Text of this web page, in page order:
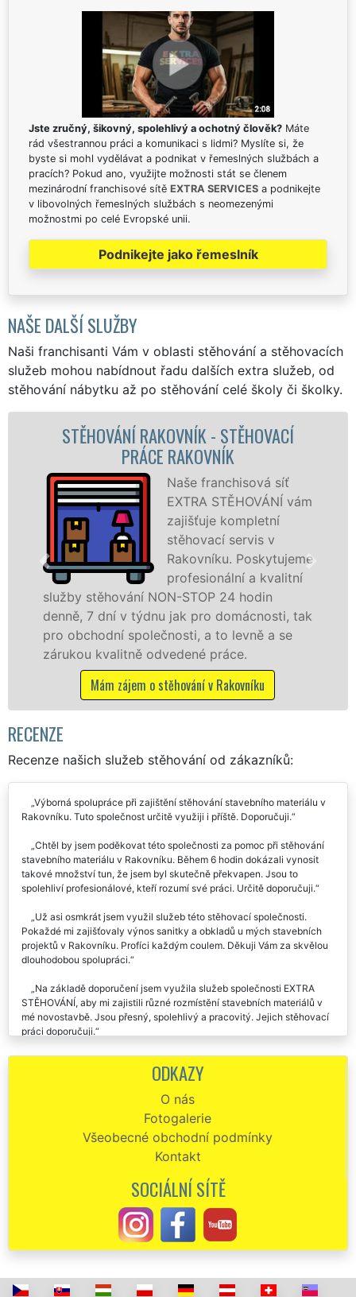
Jste zručný, šikovný, spolehlivý a ochotný člověk? Máte
rád všestrannou práci a komunikaci s lidmi? Myslíte si, že
byste si mohl vydělávat a podnikat v řemeslných službách a
pracích? Pokud ano, využijte možnosti stát se členem
mezinárodní franchisové sítě EXTRA SERVICES a podnikejte
v libovolných řemeslných službách s neomezenými
možnostmi po celé Evropské unii.
Podnikejte jako řemeslník
NAŠE DALŠÍ SLUŽBY
Naši franchisanti Vám v oblasti stěhování a stěhovacích
služeb mohou nabídnout řadu dalších extra služeb, od
stěhování nábytku až po stěhování celé školy či školky.
síť
vám
Poskytujeme
a kvalitní
tak
a se
STĚHOVACÍ SLUŽBA
STĚHOVACÍ FIRMA
speciální
služby zajišťujeme domácnostem
celém okresu Rakovník se
franchisové sítě EXTRA
Nabízíme stěhovací služby NON-
včetně víkendů a svátků bez
Mám zájem o stěhovací služby v
RECENZE
Recenze našich služeb stěhování od zákazníků:
Výborná spolupráce při zajištění stěhování stavebního materiálu v
Chtěl by jsem poděkovat této společnosti za pomoc při stěhování
stavebního materiálu v Rakovníku. Během 6 hodin dokázali vynosit
takové množství tun, že jsem byl skutečně překvapen. Jsou to
Už asi osmkrát jsem využil služeb této stěhovací společnosti.
Pokaždé mi zajišťovaly výnos sanitky a obkladů u mých stavebních
projektů v Rakovníku. Profíci každým coulem. Děkuji Vám za skvělou
Na základě doporučení jsem využila služeb společnosti EXTRA
STĚHOVÁNÍ, aby mi zajistili různé rozmístění stavebních materiálů v
mé novostavbě. Jsou přesný, spolehlivý a pracovitý. Jejich stěhovací
Pravidelně využíváme společnost EXTRA STĚHOVÁNÍ, aby nám
zajistila přepravu, nastěhování, a rozmístění různé sanity a oken na
našich stavbách v Rakovníku. Vždy perfektní komunikativnost a
spolehlivost. Určitě budeme využívat i nadále služeb této stěhovací
ODKAZY
O nás
Fotogalerie
Všeobecné obchodní podmínky
Kontakt
SOCIÁLNÍ SÍTĚ